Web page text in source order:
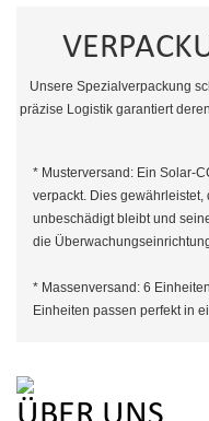
Unsere Spezialverpackung
präzise Logistik garantiert
* Musterversand: Ein Solar-
verpackt. Dies
unbeschädigt bleibt und
die
* Massenversand: 6
Einheiten passen perfekt in